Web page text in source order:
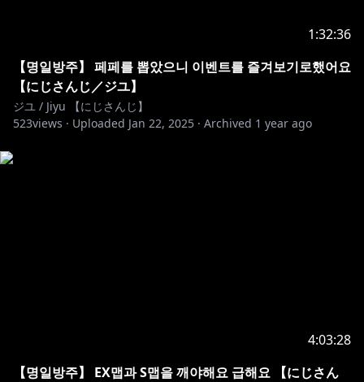
1:32:36
【명일방주】 페페를 뽑았으니 이벤트를 즐겨보기로했어요
【にじさんじ／ジユ】
ジユ / Jiyu 【にじさんじ】
523views · Uploaded Jan 22, 2025 · Archived 1 year ago
4:03:28
【명일방주】 EX맵과 S맵을 깨야해요 급해요 【にじさん